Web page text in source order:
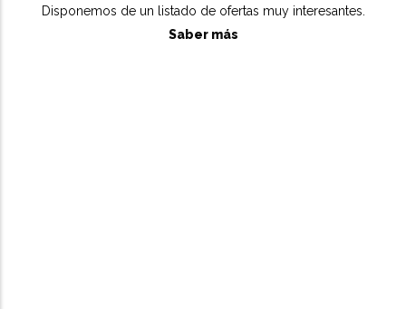
Disponemos de un listado de ofertas muy interesantes.
Saber más